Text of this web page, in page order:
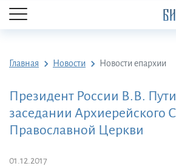
Главная Новости Новости епархии
Президент России В.В.
заседании Архиерейского
Православной Церкви
01.12.2017